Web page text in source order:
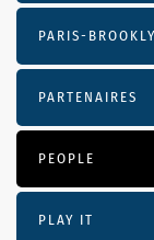
PARIS-
PARTENAIRES
PEOPLE
PLAY IT